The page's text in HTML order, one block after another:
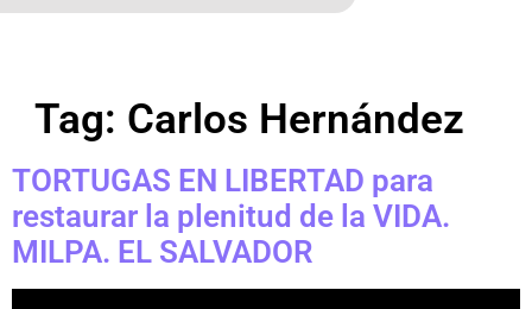
Tag: Carlos Hernández
TORTUGAS EN LIBERTAD para
restaurar la plenitud de la VIDA.
MILPA. EL SALVADOR